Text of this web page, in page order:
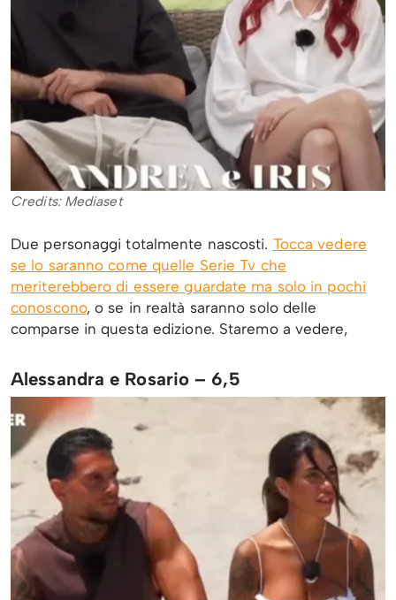
Credits: Mediaset
Due personaggi totalmente nascosti. Tocca vedere
se lo saranno come quelle Serie Tv che
meriterebbero di essere guardate ma solo in pochi
conoscono, o se in realtà saranno solo delle
comparse in questa edizione. Staremo a vedere,
Alessandra e Rosario – 6,5